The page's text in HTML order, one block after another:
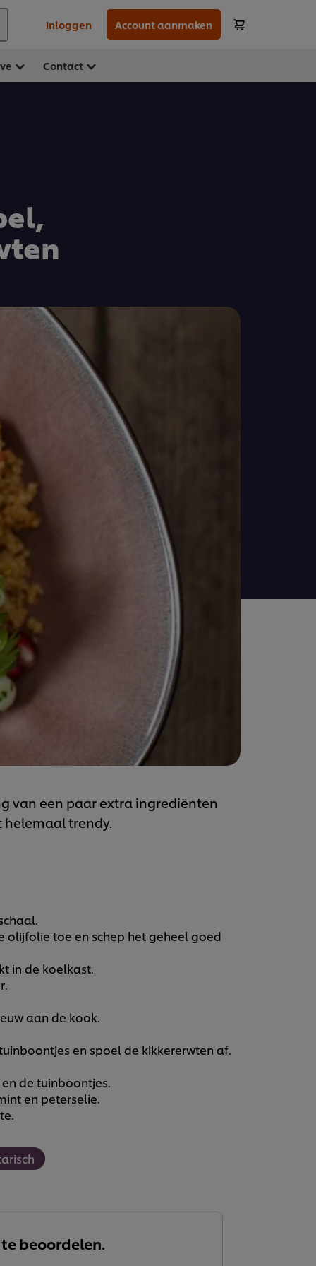
Inloggen Account aanmaken
Contact
van een paar extra ingrediënten
trendy.
olijfolie toe en schep het geheel goed
in de koelkast.
aan de kook.
en spoel de kikkererwten af.
de tuinboontjes.
en peterselie.
beoordelen.